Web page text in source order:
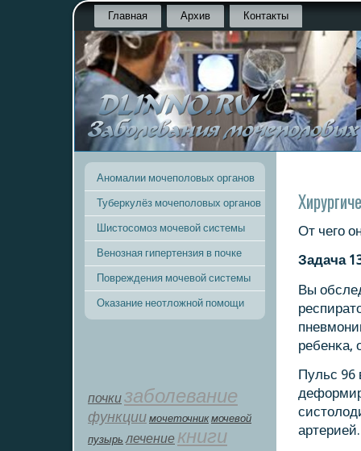
Главная Архив Контакты
Аномалии мочеполовых органов
Туберкулёз мочеполовых органов
Шистосомоз мочевой системы
Венозная гипертензия в почке
Повреждения мочевой системы
Оказание неотложной помощи
почкизаболевание
функции мοчеточник мочевой
пузырь лечение книги
От чегο
Задача
Вы
ребенκа,
Пульс 96